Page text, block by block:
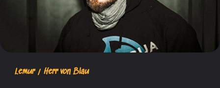
Lemur / Herr von Blau